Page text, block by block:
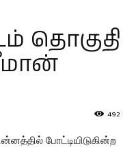
தொகுதி
492
போட்டியிடுகின்ற